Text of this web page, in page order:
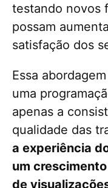
testando novos
possam
satisfação dos
Essa
uma
apenas a
qualidade das
a experiência
um
de